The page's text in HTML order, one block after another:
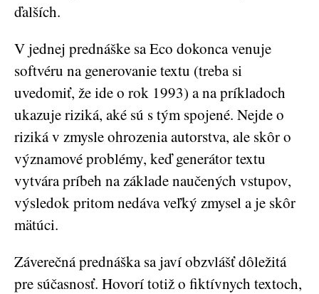
ďalších.
V jednej prednáške sa Eco dokonca venuje
softvéru na generovanie textu (treba si
uvedomiť, že ide o rok 1993) a na príkladoch
ukazuje riziká, aké sú s tým spojené. Nejde o
riziká v zmysle ohrozenia autorstva, ale skôr o
významové problémy, keď generátor textu
vytvára príbeh na základe naučených vstupov,
výsledok pritom nedáva veľký zmysel a je skôr
mätúci.
Záverečná prednáška sa javí obzvlášť dôležitá
pre súčasnosť. Hovorí totiž o fiktívnych textoch,